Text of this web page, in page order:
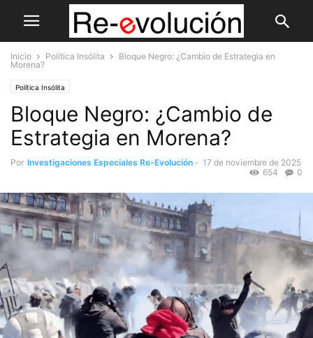
Inicio Política Insólita
Bloque Negro: ¿Cambio de Estrategia en
Morena?
Política Insólita
Bloque Negro: ¿Cambio de
Estrategia en Morena?
Por Investigaciones Especiales Re-Evolución - 17 de noviembre de 2025
0
654